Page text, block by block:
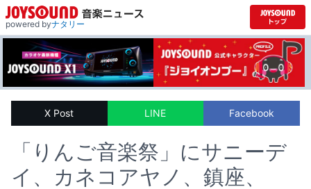
powered byナタリー
X Post LINE Facebook
「りんご音楽祭」にサニーデ
イ、カネコアヤノ、鎮座、